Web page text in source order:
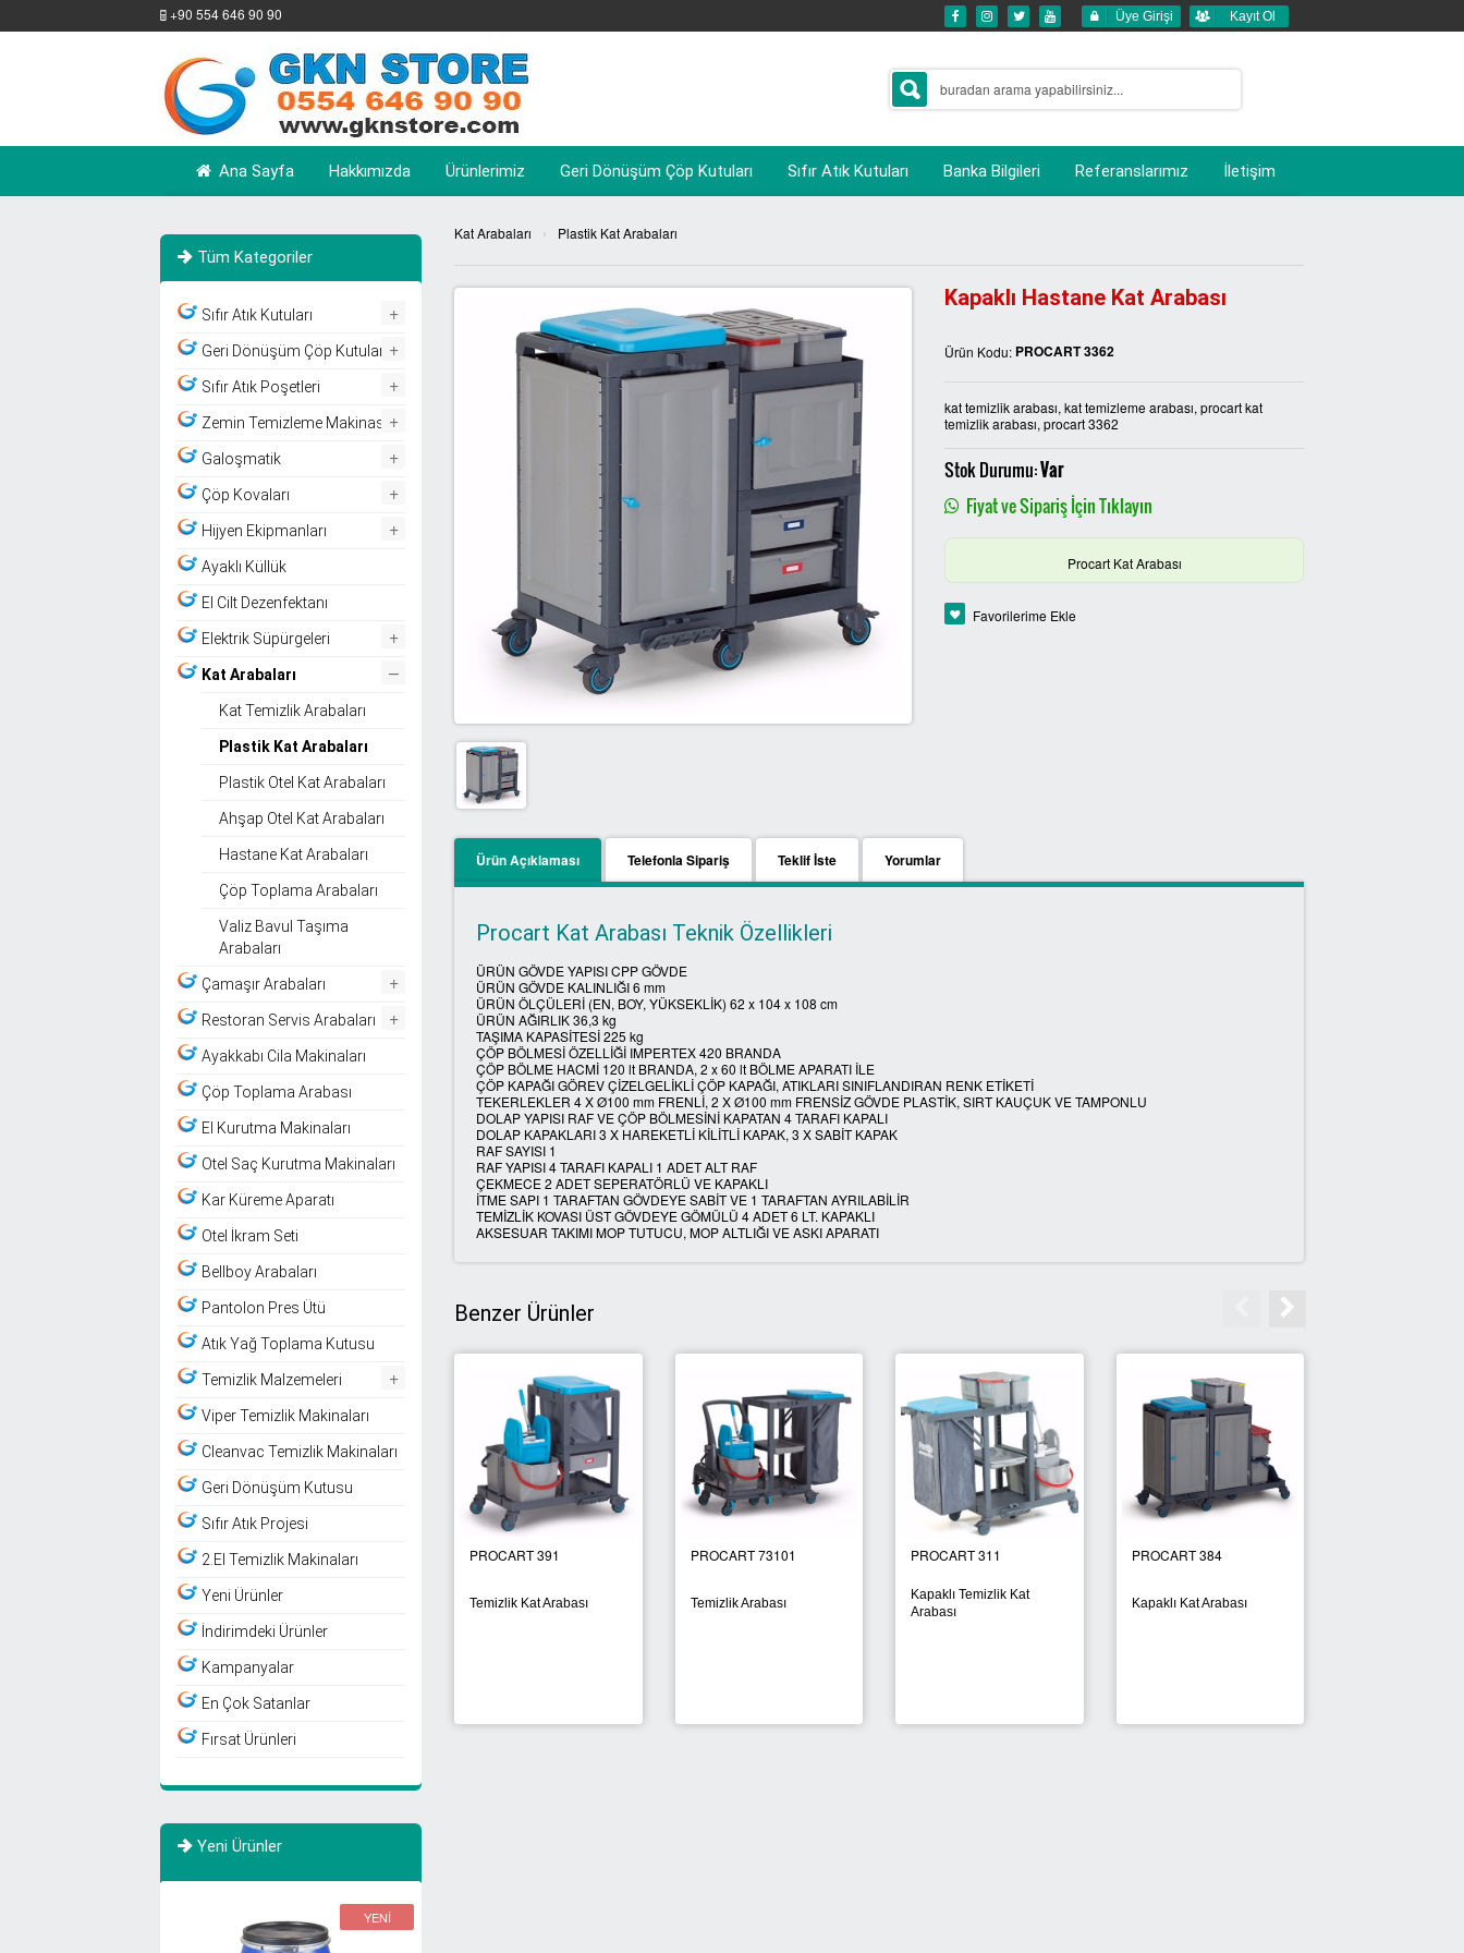
+90 554 646 90 90 Üye Girişi Kayıt Ol
Ana Sayfa Hakkımızda Ürünlerimiz Geri Dönüşüm Çöp Kutuları Sıfır Atık Kutuları Banka Bilgileri Referanslarımız İletişim
Kat Arabaları › Plastik Kat Arabaları
Kapaklı Hastane Kat Arabası
Ürün Kodu: PROCART 3362
kat temizlik arabası, kat temizleme arabası, procart kat
temizlik arabası, procart 3362
Stok Durumu:Var
Fiyat ve Sipariş İçin Tıklayın
Procart Kat Arabası
Favorilerime Ekle
Ürün Açıklaması Telefonla Sipariş Teklif İste Yorumlar
Procart Kat Arabası Teknik Özellikleri
ÜRÜN GÖVDE YAPISI CPP GÖVDE
ÜRÜN GÖVDE KALINLIĞI 6 mm
ÜRÜN ÖLÇÜLERİ (EN, BOY, YÜKSEKLİK) 62 x 104 x 108 cm
ÜRÜN AĞIRLIK 36,3 kg
TAŞIMA KAPASİTESİ 225 kg
ÇÖP BÖLMESİ ÖZELLİĞİ IMPERTEX 420 BRANDA
ÇÖP BÖLME HACMİ 120 lt BRANDA, 2 x 60 lt BÖLME APARATI İLE
ÇÖP KAPAĞI GÖREV ÇİZELGELİKLİ ÇÖP KAPAĞI, ATIKLARI SINIFLANDIRAN RENK ETİKETİ
TEKERLEKLER 4 X Ø100 mm FRENLİ, 2 X Ø100 mm FRENSİZ GÖVDE PLASTİK, SIRT KAUÇUK VE TAMPONLU
DOLAP YAPISI RAF VE ÇÖP BÖLMESİNİ KAPATAN 4 TARAFI KAPALI
DOLAP KAPAKLARI 3 X HAREKETLİ KİLİTLİ KAPAK, 3 X SABİT KAPAK
RAF SAYISI 1
RAF YAPISI 4 TARAFI KAPALI 1 ADET ALT RAF
ÇEKMECE 2 ADET SEPERATÖRLÜ VE KAPAKLI
İTME SAPI 1 TARAFTAN GÖVDEYE SABİT VE 1 TARAFTAN AYRILABİLİR
TEMİZLİK KOVASI ÜST GÖVDEYE GÖMÜLÜ 4 ADET 6 LT. KAPAKLI
AKSESUAR TAKIMI MOP TUTUCU, MOP ALTLIĞI VE ASKI APARATI
Benzer Ürünler
PROCART 391
Temizlik Kat Arabası
PROCART 73101
Temizlik Arabası
PROCART 311
Kapaklı Temizlik Kat
Arabası
PROCART 384
Kapaklı Kat Arabası
Tüm Kategoriler
Sıfır Atık Kutuları +
Geri Dönüşüm Çöp Kutuları +
Sıfır Atık Poşetleri +
Zemin Temizleme Makinası +
Galoşmatik +
Çöp Kovaları +
Hijyen Ekipmanları +
Ayaklı Küllük
El Cilt Dezenfektanı
Elektrik Süpürgeleri +
Kat Arabaları –
Kat Temizlik Arabaları
Plastik Kat Arabaları
Plastik Otel Kat Arabaları
Ahşap Otel Kat Arabaları
Hastane Kat Arabaları
Çöp Toplama Arabaları
Valiz Bavul Taşıma
Arabaları
Çamaşır Arabaları +
Restoran Servis Arabaları +
Ayakkabı Cila Makinaları
Çöp Toplama Arabası
El Kurutma Makinaları
Otel Saç Kurutma Makinaları
Kar Küreme Aparatı
Otel İkram Seti
Bellboy Arabaları
Pantolon Pres Ütü
Atık Yağ Toplama Kutusu
Temizlik Malzemeleri +
Viper Temizlik Makinaları
Cleanvac Temizlik Makinaları
Geri Dönüşüm Kutusu
Sıfır Atık Projesi
2.El Temizlik Makinaları
Yeni Ürünler
İndirimdeki Ürünler
Kampanyalar
En Çok Satanlar
Fırsat Ürünleri
Yeni Ürünler
YENİ